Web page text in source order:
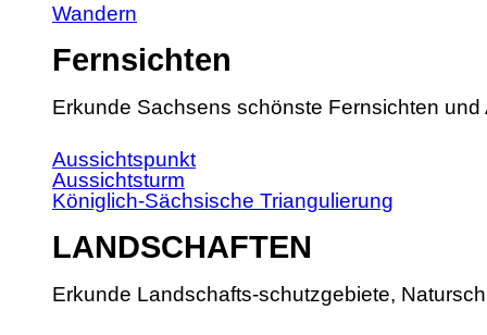
Wandern
Fernsichten
Erkunde Sachsens schönste Fernsichten und
Aussichtspunkt
Aussichtsturm
Königlich-Sächsische Triangulierung
LANDSCHAFTEN
Erkunde Landschafts-schutzgebiete,